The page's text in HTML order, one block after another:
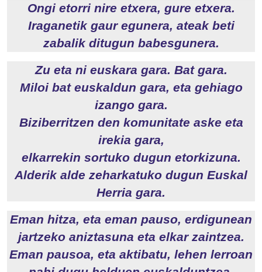
Ongi etorri nire etxera, gure etxera.
Iraganetik gaur egunera, ateak beti
zabalik ditugun babesgunera.
Zu eta ni euskara gara. Bat gara.
Miloi bat euskaldun gara, eta gehiago
izango gara.
Biziberritzen den komunitate aske eta
irekia gara,
elkarrekin sortuko dugun etorkizuna.
Alderik alde zeharkatuko dugun Euskal
Herria gara.
Eman hitza, eta eman pauso, erdigunean
jartzeko aniztasuna eta elkar zaintzea.
Eman pausoa, eta aktibatu, lehen lerroan